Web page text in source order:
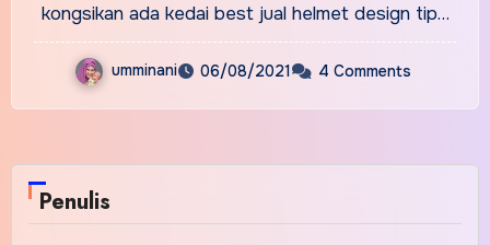
kongsikan ada kedai best jual helmet design tip…
umminani 06/08/2021 4 Comments
Penulis